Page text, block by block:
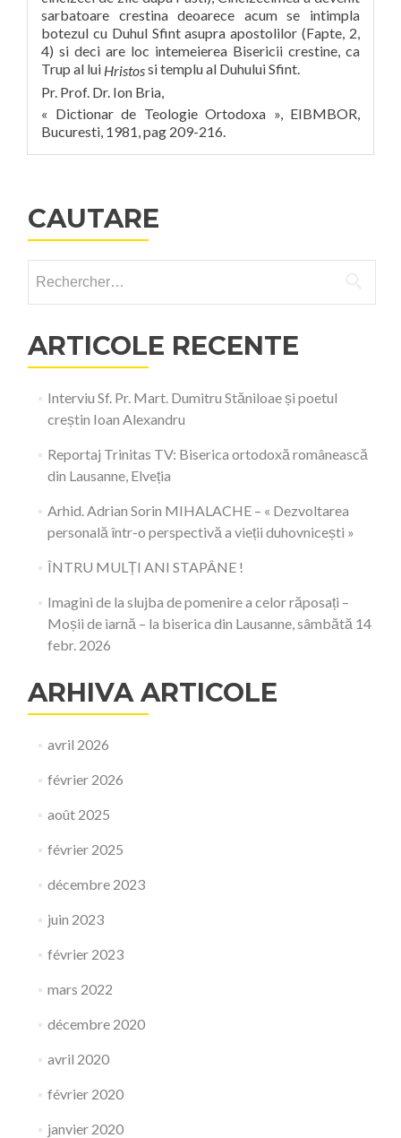
sarbatoare crestina deoarece acum se intimpla
botezul cu Duhul Sfint asupra apostolilor (Fapte, 2,
4) si deci are loc intemeierea Bisericii crestine, ca
Trup al lui Hristossi templu al Duhului Sfint.
Pr. Prof. Dr. Ion Bria,
« Dictionar de Teologie Ortodoxa », EIBMBOR,
Bucuresti, 1981, pag 209-216.
CAUTARE
ARTICOLE RECENTE
Interviu Sf. Pr. Mart. Dumitru Stăniloae și poetul
creștin Ioan Alexandru
Reportaj Trinitas TV: Biserica ortodoxă românească
din Lausanne, Elveția
Arhid. Adrian Sorin MIHALACHE – « Dezvoltarea
personală într-o perspectivă a vieții duhovnicești »
ÎNTRU MULȚI ANI STAPÂNE !
Imagini de la slujba de pomenire a celor răposați –
Moșii de iarnă – la biserica din Lausanne, sâmbătă 14
febr. 2026
ARHIVA ARTICOLE
avril 2026
février 2026
août 2025
février 2025
décembre 2023
juin 2023
février 2023
mars 2022
décembre 2020
avril 2020
février 2020
janvier 2020